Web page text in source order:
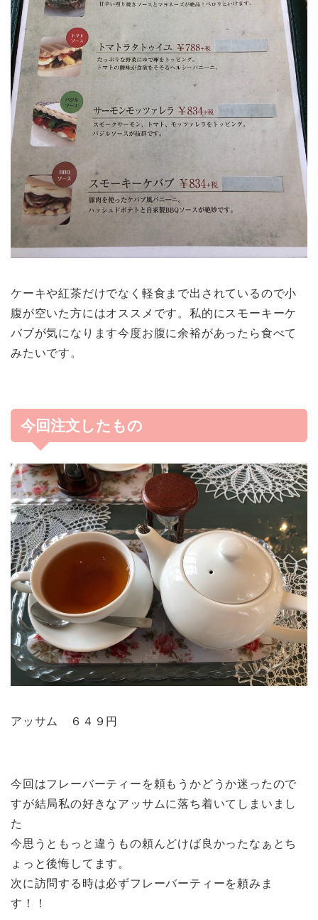
ケーキや紅茶だけでなく軽食まで出されているので小
腹が空いた方にはオススメです。私的にスモーキーケ
バブが気になります今度お腹に余裕があったら食べて
みたいです。
今回注文したもの
アッサム ６４９円
今回はフレーバーティーを頼もうかどうか迷ったので
すが結局私の好きなアッサムに落ち着いてしまいまし
た
今思うともっと違うもの頼んどけば良かったなぁとち
ょっと後悔してます。
次に訪問する時は必ずフレーバーティーを頼みま
す！！